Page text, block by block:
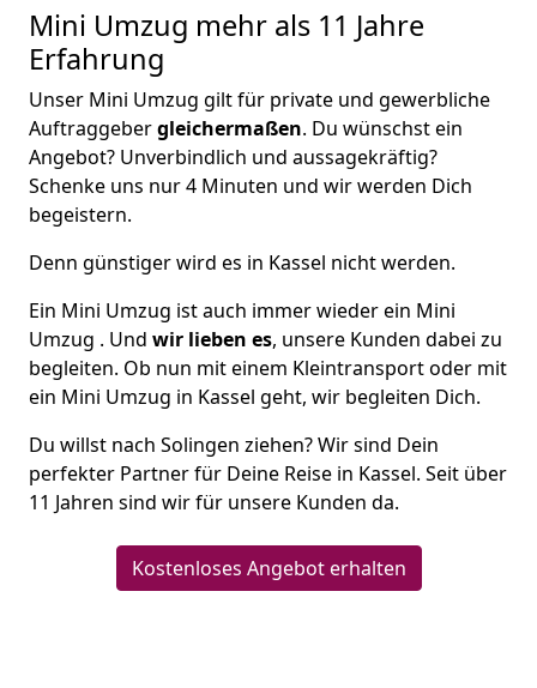
Mini Umzug mehr als 11 Jahre
Erfahrung
Unser Mini Umzug gilt für private und gewerbliche
Auftraggebergleichermaßen. Du wünschst ein
Angebot? Unverbindlich und aussagekräftig?
Schenke uns nur 4 Minuten und wir werden Dich
begeistern.
Denn günstiger wird es in Kassel nicht werden.
Ein Mini Umzug ist auch immer wieder ein Mini
Umzug . Und wir lieben es, unsere Kunden dabei zu
begleiten. Ob nun mit einem Kleintransport oder mit
ein Mini Umzug in Kassel geht, wir begleiten Dich.
Du willst nach Solingen ziehen? Wir sind Dein
perfekter Partner für Deine Reise in Kassel. Seit über
11 Jahren sind wir für unsere Kunden da.
Kostenloses Angebot erhalten